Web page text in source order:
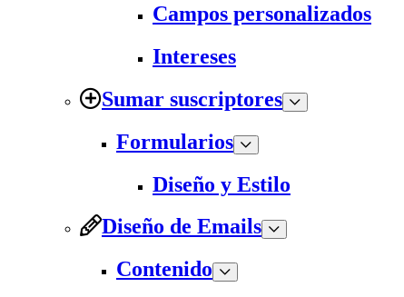
Campos personalizados
Intereses
Sumar suscriptores
Formularios
Diseño y Estilo
Diseño de Emails
Contenido